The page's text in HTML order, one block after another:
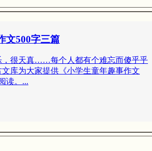
文500字三篇
，很天真……每个人都有个难忘而傻乎乎
文库为大家提供《小学生童年趣事作文
读。...